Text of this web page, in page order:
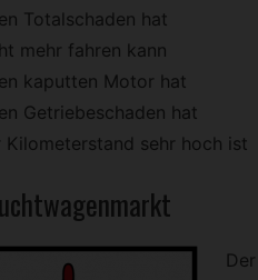
Totalschaden hat
mehr fahren kann
kaputten Motor hat
Getriebeschaden hat
Kilometerstand sehr hoch ist